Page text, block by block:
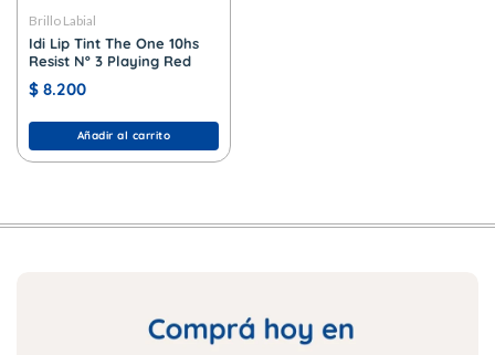
Brillo Labial
Idi Lip Tint The One 10hs
Resist Nº 3 Playing Red
$ 8.200
Añadir al carrito